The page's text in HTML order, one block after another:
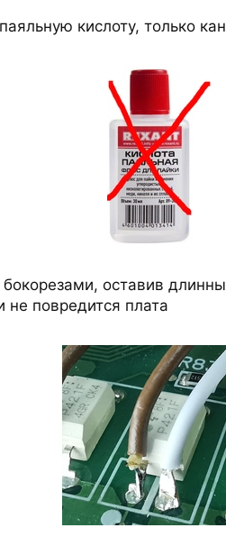
кислоту, только
оставив
не повредится плата